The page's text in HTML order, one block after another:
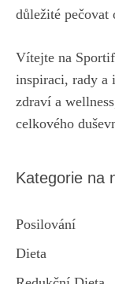
důležité pečovat
Vítejte na
inspiraci, rady a
zdraví a
celkového
Kategorie na
Posilování
Dieta